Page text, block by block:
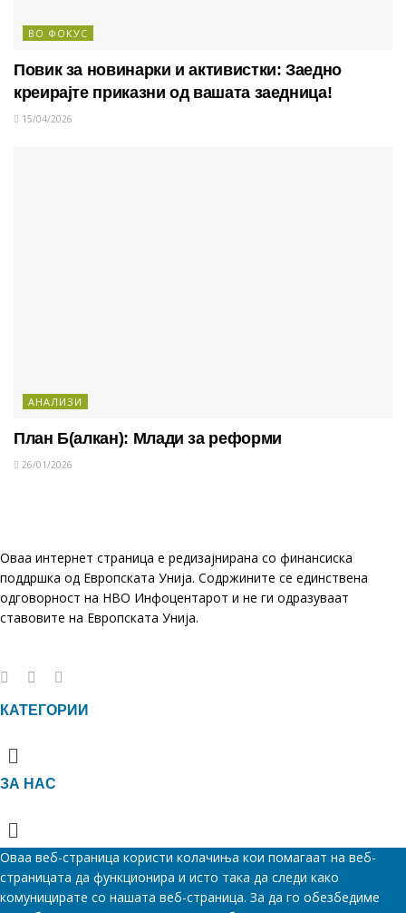
ВО ФОКУС
Повик за новинарки и активистки: Заедно
креирајте приказни од вашата заедница!
15/04/2026
АНАЛИЗИ
План Б(алкан): Млади за реформи
26/01/2026
Оваа интернет страница е редизајнирана со финансиска
поддршка од Европската Унија. Содржините се единствена
одговорност на НВО Инфоцентарот и не ги одразуваат
ставовите на Европската Унија.
КАТЕГОРИИ
Menu
ЗА НАС
Menu
Оваа веб-страница користи колачиња кои помагаат на веб-
страницата да функционира и исто така да следи како
комуницирате со нашата веб-страница. За да го обезбедиме